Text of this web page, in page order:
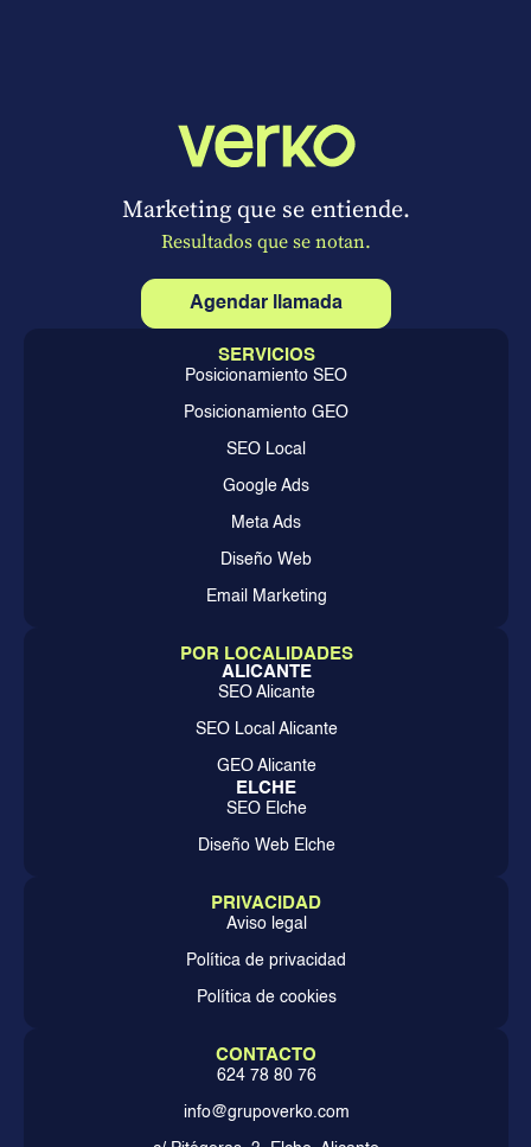
Marketing que se entiende.
Resultados que se notan.
Agendar llamada
SERVICIOS
Posicionamiento SEO
Posicionamiento GEO
SEO Local
Google Ads
Meta Ads
Diseño Web
Email Marketing
POR LOCALIDADES
ALICANTE
SEO Alicante
SEO Local Alicante
GEO Alicante
ELCHE
SEO Elche
Diseño Web Elche
PRIVACIDAD
Aviso legal
Política de privacidad
Política de cookies
CONTACTO
624 78 80 76
info@grupoverko.com